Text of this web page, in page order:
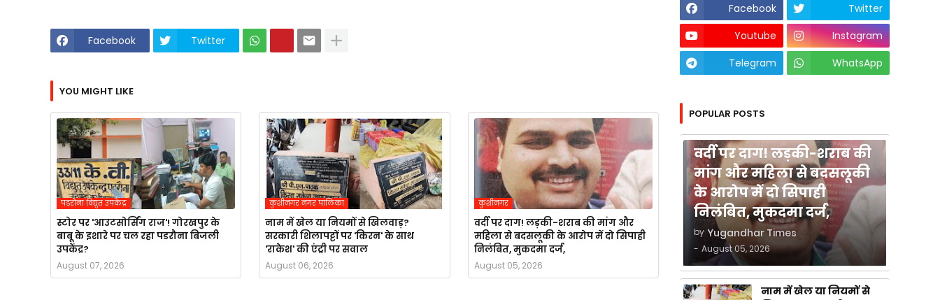
Facebook Twitter
YOU MIGHT LIKE
पडरौना विद्युत उपकेंद्र
स्टोर पर 'आउटसोर्सिंग राज'! गोरखपुर के
बाबू के इशारे पर चल रहा पडरौना बिजली
उपकेंद्र?
August 07, 2026
कुशीनगर नगर पालिका
नाम में खेल या नियमों से खिलवाड़?
सरकारी शिलापट्टों पर 'किरन' के साथ
'राकेश' की एंट्री पर सवाल
August 06, 2026
कुशीनगर
वर्दी पर दाग! लड़की-शराब की मांग और
महिला से बदसलूकी के आरोप में दो सिपाही
निलंबित, मुकदमा दर्ज,
August 05, 2026
Facebook
Twitter
Youtube
Instagram
Telegram
WhatsApp
POPULAR POSTS
वर्दी पर दाग! लड़की-शराब की
मांग और महिला से बदसलूकी
के आरोप में दो सिपाही
निलंबित, मुकदमा दर्ज,
by Yugandhar Times
- August 05, 2026
नाम में खेल या नियमों से